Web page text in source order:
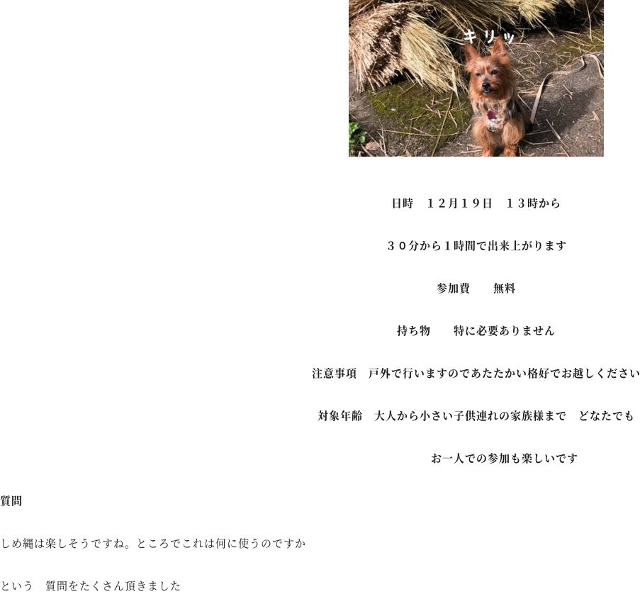
日時 １２月１９日 １３時から
３０分から１時間で出来上がります
参加費 無料
持ち物 特に必要ありません
注意事項 戸外で行いますのであたたかい格好でお越しください
対象年齢 大人から小さい子供連れの家族様まで どなたでも
お一人での参加も楽しいです
質問
しめ縄は楽しそうですね。ところでこれは何に使うのですか
という 質問をたくさん頂きました